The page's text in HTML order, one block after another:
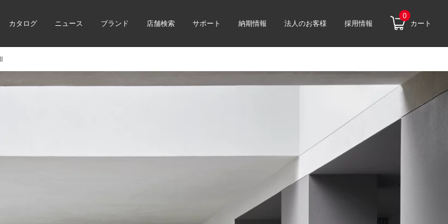
カタログ ニュース ブランド 店舗検索 サポート 納期情報 法人のお客様 採用情報
0
カート